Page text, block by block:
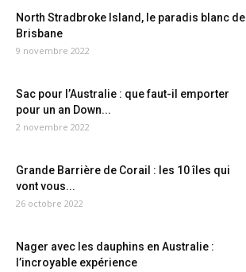
North Stradbroke Island, le paradis blanc de
Brisbane
9 novembre 2022
Sac pour l’Australie : que faut-il emporter
pour un an Down...
2 novembre 2022
Grande Barrière de Corail : les 10 îles qui
vont vous...
26 octobre 2022
Nager avec les dauphins en Australie :
l’incroyable expérience